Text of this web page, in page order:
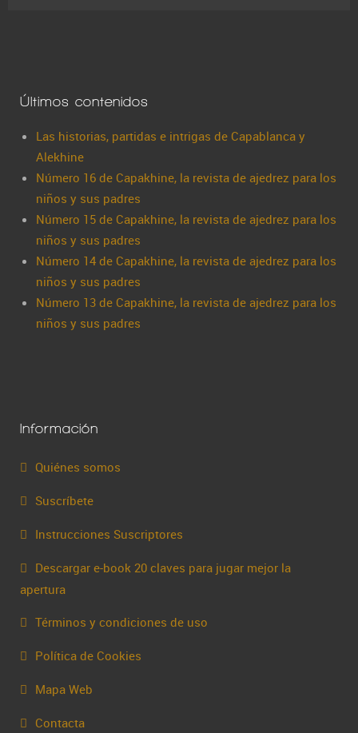
Últimos contenidos
Las historias, partidas e intrigas de Capablanca y
Alekhine
Número 16 de Capakhine, la revista de ajedrez para los
niños y sus padres
Número 15 de Capakhine, la revista de ajedrez para los
niños y sus padres
Número 14 de Capakhine, la revista de ajedrez para los
niños y sus padres
Número 13 de Capakhine, la revista de ajedrez para los
niños y sus padres
Información
Quiénes somos
Suscríbete
Instrucciones Suscriptores
Descargar e-book 20 claves para jugar mejor la
apertura
Términos y condiciones de uso
Política de Cookies
Mapa Web
Contacta